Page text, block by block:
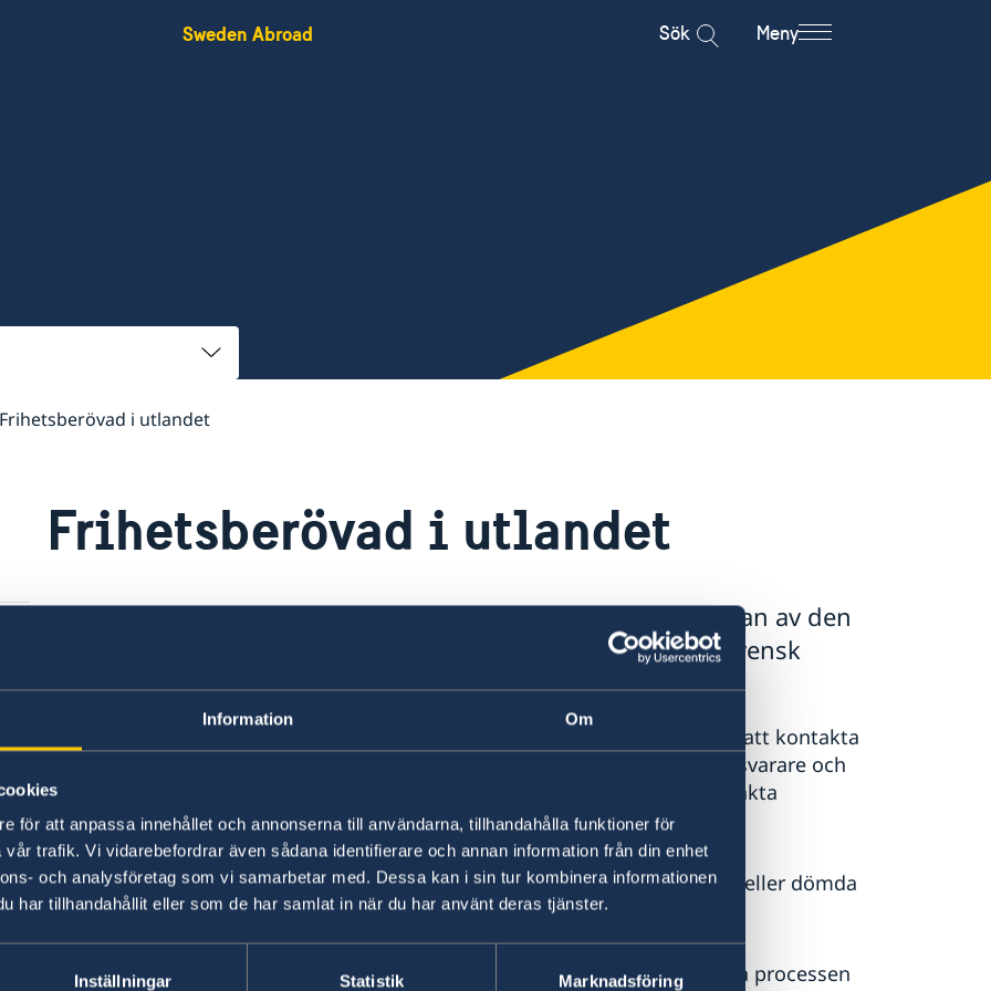
Information Om
för att anpassa innehållet och annonserna till användarna, tillhandahålla funktioner för
trafik. Vi vidarebefordrar även sådana identifierare och annan information från din enhet
och analysföretag som vi samarbetar med. Dessa kan i sin tur kombinera informationen
har tillhandahållit eller som de har samlat in när du har använt deras tjänster.
Inställningar Statistik Marknadsföring
Sweden Abroad Sök Meny
Frihetsberövad i utlandet
Frihetsberövad i utlandet
Som turist eller tillfälligt boende i ett annat land omfattas man av den
lag och det rättssystem som finns i det landet. UD eller en svensk
ambassad kan inte ingripa i andra länders rättsprocesser.
Skulle man gripas av polis eller hamna i fängelse utomlands har man rätt att kontakta
sitt lands ambassad. Ambassaden kan bevaka att man får en offentlig försvarare och
göra besök i fängelset. Ambassaden och UD kan också hjälpa till att kontakta
anhöriga.
En stor del av de svenskar som sitter fängslade utomlands, är misstänkta eller dömda
för narkotikabrott.
Narkotikabrott i Peru medför hårda och långa fängelsestraff. Den juridiska processen